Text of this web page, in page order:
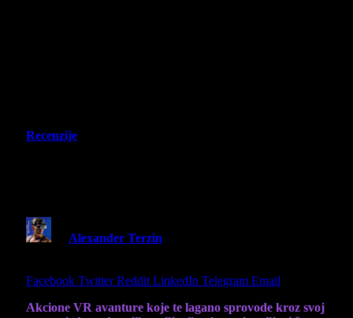
Recenzije
Alexander Terzin
Facebook Twitter Reddit LinkedIn Telegram Email
Akcione VR avanture koje te lagano sprovode kroz svoj